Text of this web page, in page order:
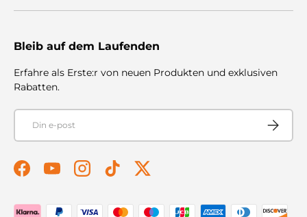
Bleib auf dem Laufenden
Erfahre als Erste:r von neuen Produkten und exklusiven
Rabatten.
E-post
FacebookYouTubeInstagramTikTokTwitter
Betalningsmetoder accepteras